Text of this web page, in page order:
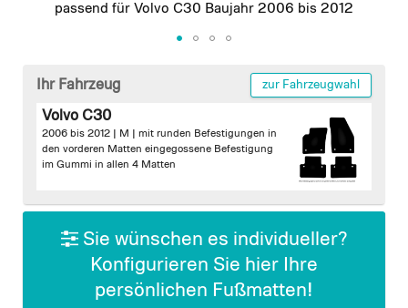
passend für Volvo C30 Baujahr 2006 bis 2012
beginning
gallery
Ihr Fahrzeug zur Fahrzeugwahl
Volvo C30
2006 bis 2012 | M | mit runden Befestigungen in
den vorderen Matten eingegossene Befestigung
im Gummi in allen 4 Matten
Sie wünschen es individueller?
Konfigurieren Sie hier Ihre
persönlichen Fußmatten!